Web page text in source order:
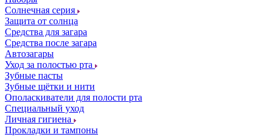
Солнечная серия
Защита от солнца
Средства для загара
Средства после загара
Автозагары
Уход за полостью рта
Зубные пасты
Зубные щётки и нити
Ополаскиватели для полости рта
Специальный уход
Личная гигиена
Прокладки и тампоны